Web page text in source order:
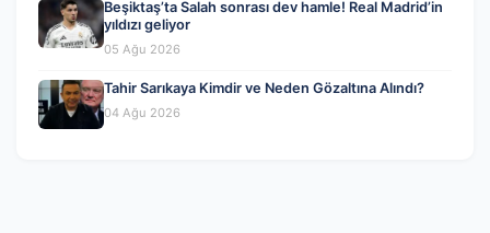
Beşiktaş’ta Salah sonrası dev hamle! Real Madrid’in
yıldızı geliyor
05 Ağu 2026
Tahir Sarıkaya Kimdir ve Neden Gözaltına Alındı?
04 Ağu 2026